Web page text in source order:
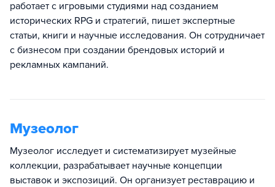
работает с игровыми студиями над созданием
исторических RPG и стратегий, пишет экспертные
статьи, книги и научные исследования. Он сотрудничает
с бизнесом при создании брендовых историй и
рекламных кампаний.
Музеолог
Музеолог исследует и систематизирует музейные
коллекции, разрабатывает научные концепции
выставок и экспозиций. Он организует реставрацию и